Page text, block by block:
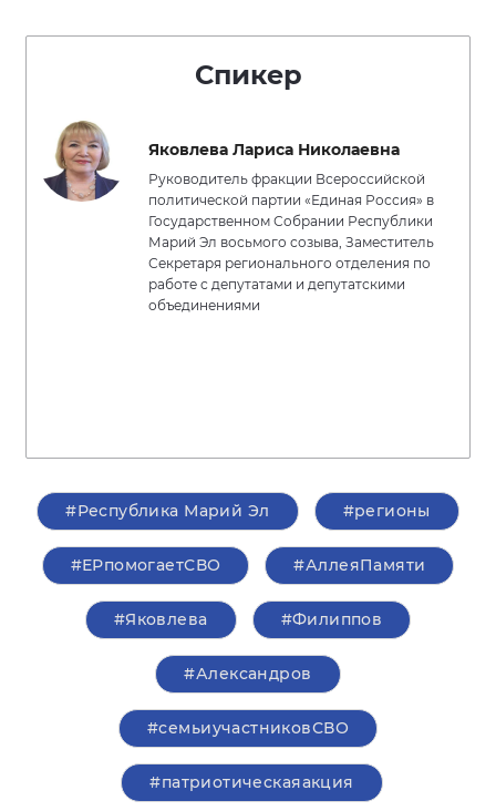
Спикер
Яковлева Лариса Николаевна
Руководитель фракции Всероссийской
политической партии «Единая Россия» в
Государственном Собрании Республики
Марий Эл восьмого созыва, Заместитель
Секретаря регионального отделения по
работе с депутатами и депутатскими
объединениями
#Республика Марий Эл #регионы
#ЕРпомогаетСВО #АллеяПамяти
#Яковлева #Филиппов
#Александров
#семьиучастниковСВО
#патриотическаяакция